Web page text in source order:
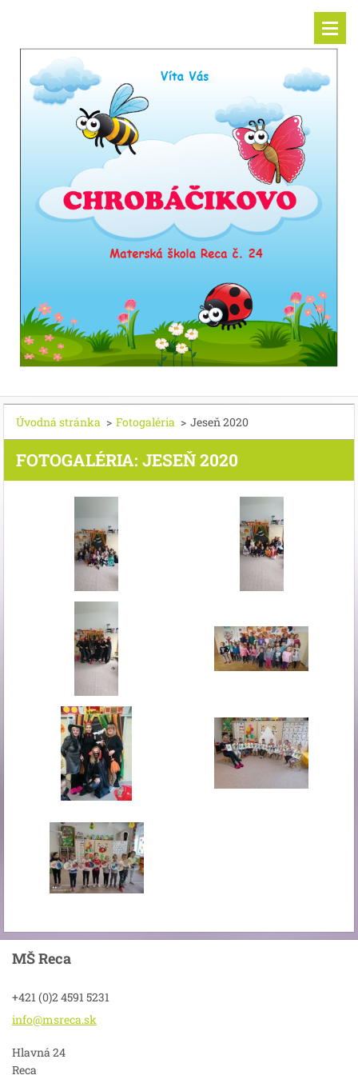
Úvodná stránka > Fotogaléria > Jeseň 2020
FOTOGALÉRIA: JESEŇ 2020
MŠ Reca
+421 (0)2 4591 5231
info@msreca.sk
Hlavná 24
Reca